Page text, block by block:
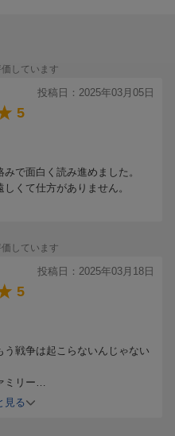
しています
投稿日：2025年03月05日
5
で面白く読み進めました。
くて仕方がありません。
しています
投稿日：2025年03月18日
5
戦争は起こらないんじゃない
ミリー
見る